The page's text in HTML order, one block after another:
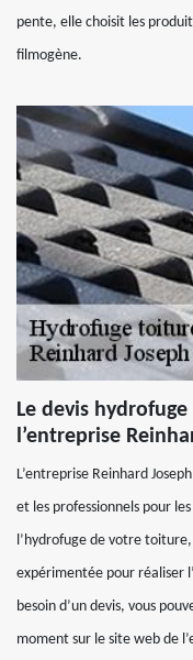
pente, elle choisit les
filmogène.
Le devis
l’entreprise
L’entreprise Reinhard
et les professionnels pour
l’hydrofuge de votre
expérimentée pour réaliser
besoin d’un devis, vous
moment sur le site web de